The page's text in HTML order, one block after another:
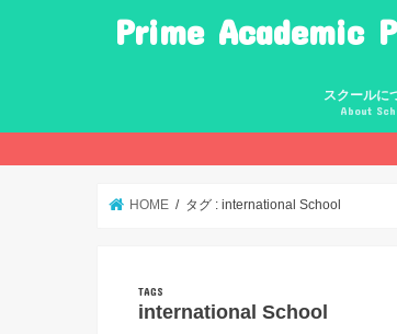
Prime Academic
スクールに
About
HOME タグ : international School
international School